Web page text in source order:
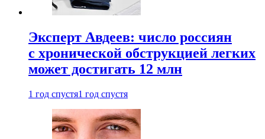
Эксперт Авдеев: число россиян
с хронической обструкцией легких
может достигать 12 млн
1 год спустя1 год спустя